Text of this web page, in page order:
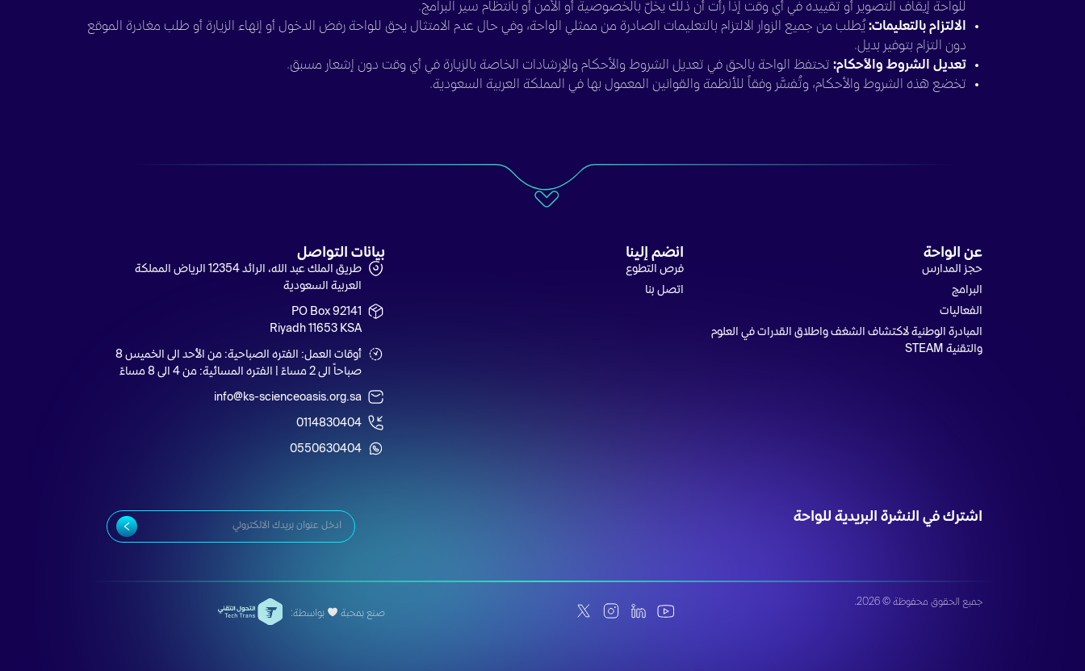
للواحة إيقاف التصوير أو تقييده في أي وقت إذا رأت أن ذلك يخلّ بالخصوصية أو الأمن أو بانتظام سير البرامج.
الالتزام بالتعليمات: يُطلب من جميع الزوار الالتزام بالتعليمات الصادرة من ممثلي الواحة، وفي حال عدم الامتثال يحق للواحة رفض الدخول أو إنهاء الزيارة أو طلب مغادرة الموقع
دون التزام بتوفير بديل.
تعديل الشروط والأحكام: تحتفظ الواحة بالحق في تعديل الشروط والأحكام والإرشادات الخاصة بالزيارة في أي وقت دون إشعار مسبق.
تخضع هذه الشروط والأحكام، وتُفسَّر وفقاً للأنظمة والقوانين المعمول بها في المملكة العربية السعودية.
عن الواحة
حجز المدارس
البرامج
الفعاليات
المبادرة الوطنية لاكتشاف الشغف واطلاق القدرات في العلوم
والتقنية STEAM
انضم إلينا
فرص التطوع
اتصل بنا
بيانات التواصل
طريق الملك عبد الله، الرائد 12354 الرياض المملكة
العربية السعودية
PO Box 92141
Riyadh 11653 KSA
أوقات العمل: الفتره الصباحية: من الأحد الى الخميس 8
صباحاً الى 2 مساءً | الفتره المسائية: من 4 الى 8 مساءً
info@ks-scienceoasis.org.sa
0114830404
0550630404
اشترك في النشرة البريدية للواحة
جميع الحقوق محفوظة © 2026.
صنع بمحبة
بواسطة: